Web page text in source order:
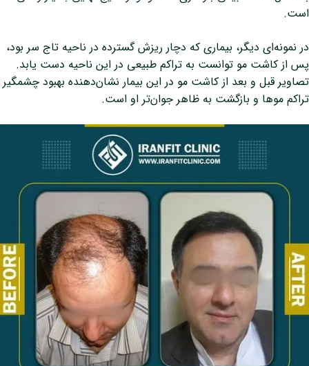
است.
در نمونه‌ای دیگر، بیماری که دچار ریزش گسترده در ناحیه تاج سر بود،
پس از کاشت مو توانست به تراکم طبیعی در این ناحیه دست یابد.
تصاویر قبل و بعد از کاشت مو در این بیمار نشان‌دهنده بهبود چشمگیر
تراکم موها و بازگشت به ظاهر جوان‌تر او است.